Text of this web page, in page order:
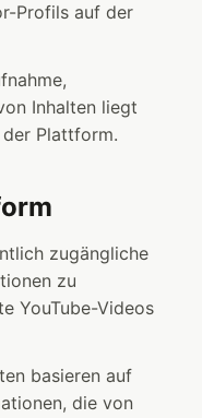
Profils auf der
Inhalten liegt
Plattform.
zugängliche
zu
YouTube-Videos
basieren auf
die von